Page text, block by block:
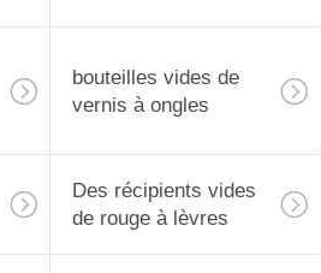
bouteilles vides de
vernis à ongles
Des récipients vides
de rouge à lèvres